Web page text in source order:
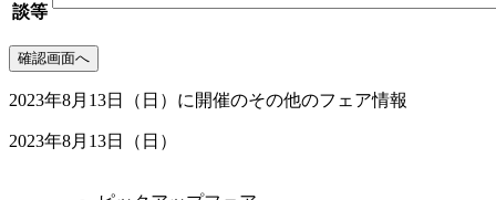
談等
2023年8月13日（日）に開催のその他のフェア情報
2023年8月13日（日）